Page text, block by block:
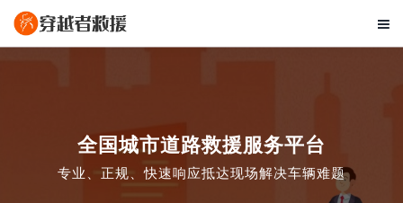

全国城市道路救援服务平台
专业、正规、快速响应抵达现场解决车辆难题